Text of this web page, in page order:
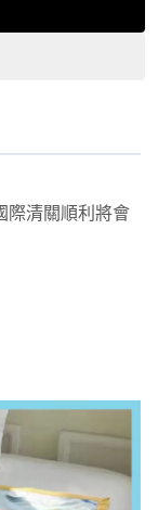
際清關順利將會